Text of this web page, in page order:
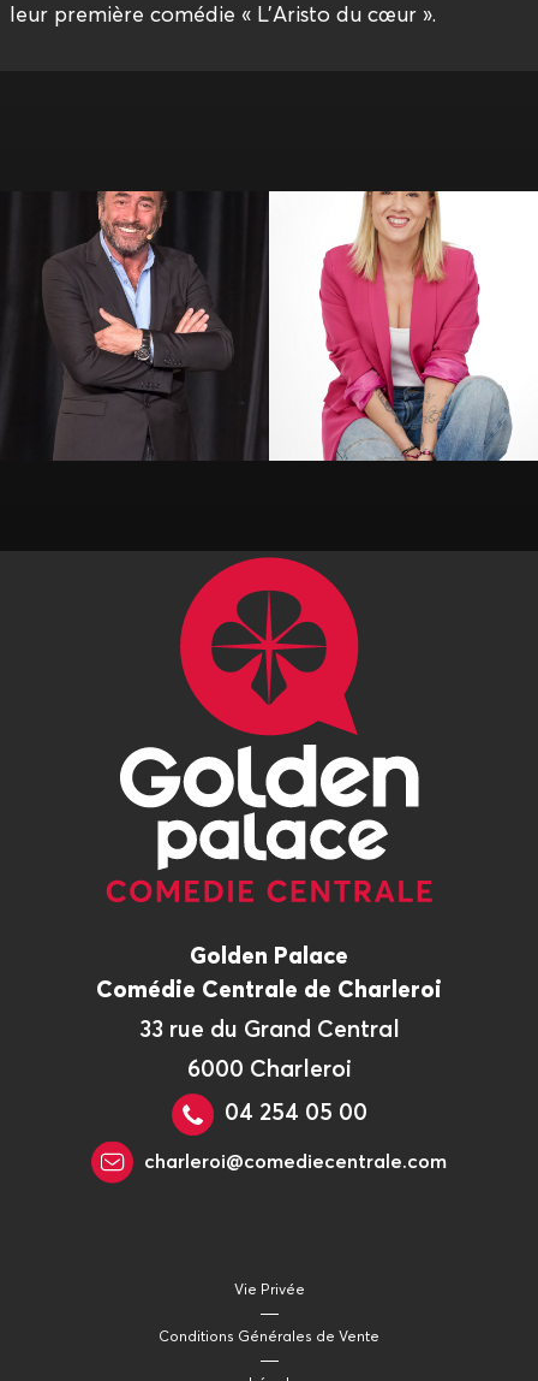
leur première comédie « L’Aristo du cœur ».
Alil Vardar Amandine Elsen
Golden Palace
Comédie Centrale de Charleroi
33 rue du Grand Central
6000 Charleroi
04 254 05 00
charleroi@comediecentrale.com
Vie Privée
Conditions Générales de Vente